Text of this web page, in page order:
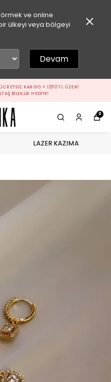
ve online
ülkeyi veya bölgeyi
Devam
KARGO + 1250 TL ÜZERI
BILEKLIK HEDIYE!
0
LAZER KAZIMA